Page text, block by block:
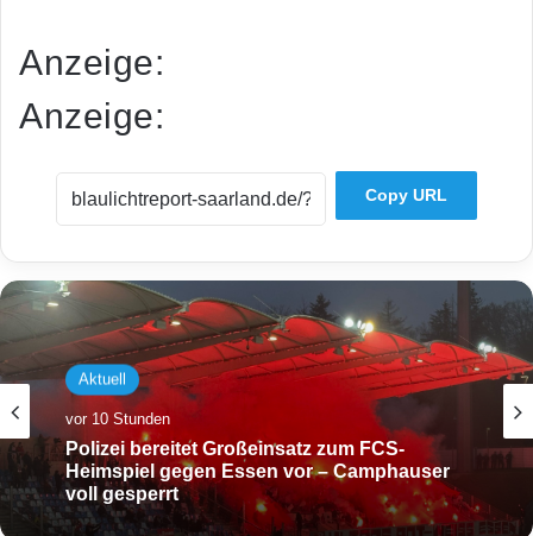
Anzeige:
Anzeige:
Copy URL
Aktuell
vor 10 Stunden
Polizei bereitet Großeinsatz zum FCS-
Heimspiel gegen Essen vor – Camphauser
voll gesperrt